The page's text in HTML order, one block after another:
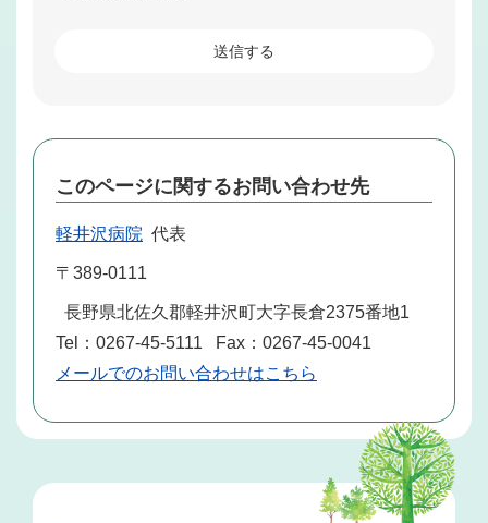
このページに関するお問い合わせ先
軽井沢病院 代表
〒389-0111
長野県北佐久郡軽井沢町大字長倉2375番地1
Tel：0267-45-5111
Fax：0267-45-0041
メールでのお問い合わせはこちら